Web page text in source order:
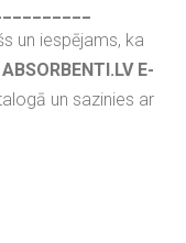
un iespējams, ka
ABSORBENTI.LV E-
un sazinies ar